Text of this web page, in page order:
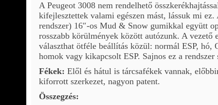
A Peugeot 3008 nem rendelhető
kifejlesztettek valami egészen mást, lássuk mi
rendszer) 16″-os Mud & Snow gumikkal együtt
rosszabb körülmények között autózunk. A vezető
választhat ötféle beállítás közül: normál ESP, hó,
homok vagy kikapcsolt ESP. Sajnos ez a
Fékek: Elől és hátul is tárcsafékek vannak,
kiforrott szerkezet, nagyon patent.
Összegzés: